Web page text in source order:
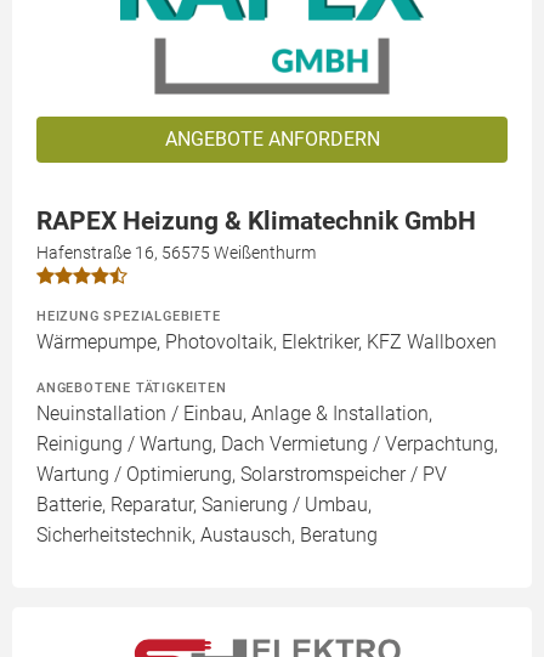
ANGEBOTE ANFORDERN
RAPEX Heizung & Klimatechnik GmbH
Hafenstraße 16, 56575 Weißenthurm
HEIZUNG SPEZIALGEBIETE
Wärmepumpe, Photovoltaik, Elektriker, KFZ Wallboxen
ANGEBOTENE TÄTIGKEITEN
Neuinstallation / Einbau, Anlage & Installation,
Reinigung / Wartung, Dach Vermietung / Verpachtung,
Wartung / Optimierung, Solarstromspeicher / PV
Batterie, Reparatur, Sanierung / Umbau,
Sicherheitstechnik, Austausch, Beratung